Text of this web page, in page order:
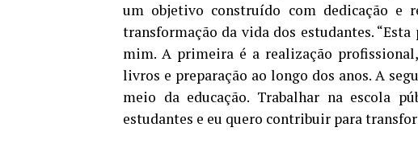
um objetivo construído com dedicação e
transformação da vida dos estudantes.
mim. A primeira é a realização
livros e preparação ao longo dos anos. A
meio da educação. Trabalhar na escola
estudantes e eu quero contribuir para